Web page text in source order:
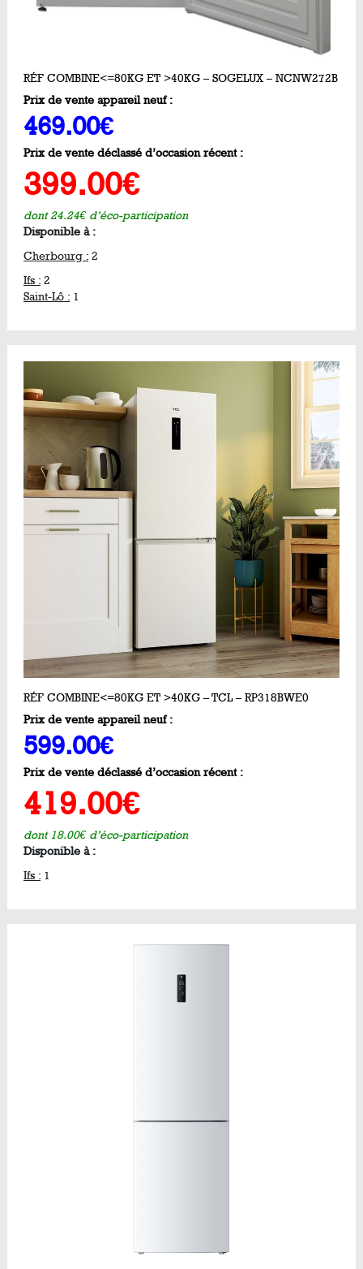
RÉF COMBINE<=80KG ET >40KG – SOGELUX – NCNW272B
Prix de vente appareil neuf :
469.00€
Prix de vente déclassé d’occasion récent :
399.00€
dont 24.24€ d’éco-participation
Disponible à :
Cherbourg : 2
Ifs : 2
Saint-Lô : 1
RÉF COMBINE<=80KG ET >40KG – TCL – RP318BWE0
Prix de vente appareil neuf :
599.00€
Prix de vente déclassé d’occasion récent :
419.00€
dont 18.00€ d’éco-participation
Disponible à :
Ifs : 1